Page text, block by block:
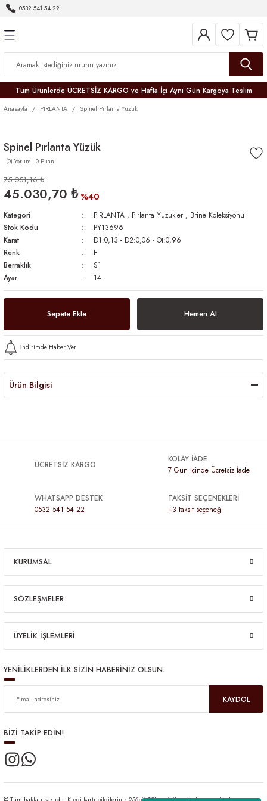
0532 541 54 22
Tüm Ürünlerde ÜCRETSİZ KARGO ve Hafta İçi Aynı Gün Kargoya Teslim
Anasayfa PIRLANTA Spinel Pırlanta Yüzük
Spinel Pırlanta Yüzük
(0) Yorum - 0 Puan
75.051,16 ₺
45.030,70 ₺ %40
Kategori PIRLANTA , Pırlanta Yüzükler , Brine Koleksiyonu
Stok Kodu
PY13696
Karat
D1:0,13 - D2:0,06 - Ot:0,96
Renk
F
Berraklık
S1
Ayar
14
Sepete Ekle Hemen Al
İndirimde Haber Ver
Ürün Bilgisi
ÜCRETSİZ KARGO
KOLAY İADE
7 Gün İçinde Ücretsiz İade
WHATSAPP DESTEK
0532 541 54 22
TAKSİT SEÇENEKLERİ
+3 taksit seçeneği
KURUMSAL
SÖZLEŞMELER
ÜYELİK İŞLEMLERİ
YENİLİKLERDEN İLK SİZİN HABERİNİZ OLSUN.
KAYDOL
BİZİ TAKİP EDİN!